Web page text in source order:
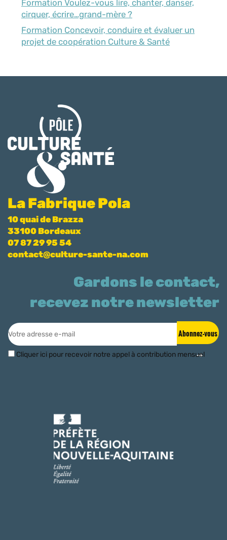
Formation Voulez-vous lire, chanter, danser,
cirquer, écrire…grand-mère ?
Formation Concevoir, conduire et évaluer un
projet de coopération Culture & Santé
La Fabrique Pola
10 quai de Brazza
33100 Bordeaux
07 87 29 95 54
contact@culture-sante-na.com
Gardons le contact,
recevez notre newsletter
Abonnez-vous
Cliquer ici pour recevoir notre appel à contribution mensuel